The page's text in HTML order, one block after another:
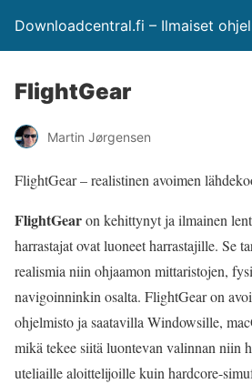
Downloadcentral.fi – Ilmaiset
FlightGear
Martin Jørgensen
FlightGear – realistinen avoimen
FlightGearon kehittynyt ja ilmainen
harrastajat ovat luoneet harrastajille. Se
realismia niin ohjaamon mittaristojen,
navigoinninkin osalta. FlightGear on
ohjelmisto ja saatavilla Windowsille,
mikä tekee siitä luontevan valinnan niin
uteliaille aloittelijoille kuin hardcore-